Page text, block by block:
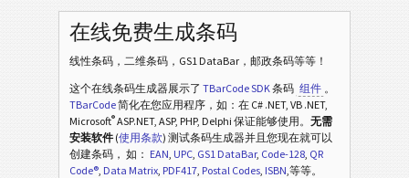
在线免费生成条码
线性条码，二维条码，GS1 DataBar，邮政条码等等！
这个在线条码生成器展示了 TBarCode SDK条码 组件 。
TBarCode简化在您应用程序，如：在 C# .NET, VB .NET,
Microsoft®ASP.NET, ASP, PHP, Delphi 保证能够使用。 无需
安装软件 (使用条款) 测试条码生成器并且您现在就可以
创建条码， 如： EAN, UPC, GS1 DataBar, Code-128, QR
Code®, Data Matrix, PDF417, Postal Codes, ISBN,等等。